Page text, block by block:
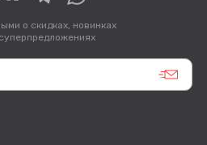
о скидках, новинках